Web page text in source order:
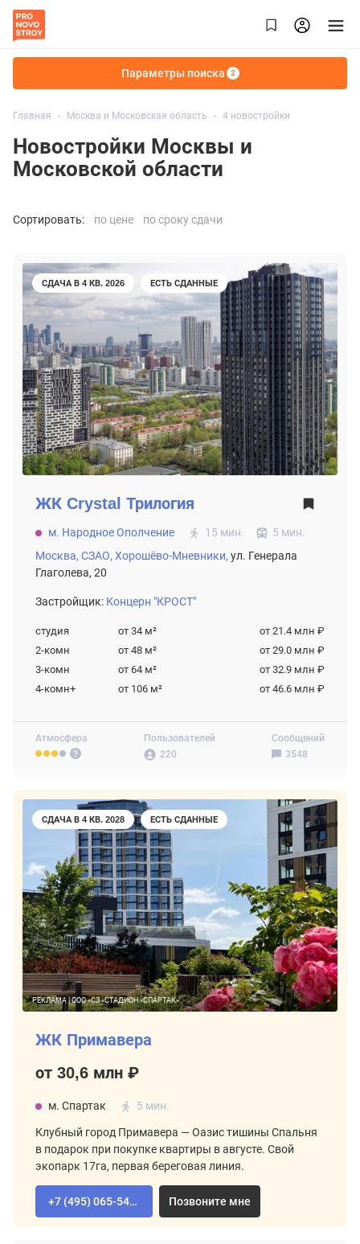
Параметры поиска 2
Главная Москва и Московская область 4 новостройки
Новостройки Москвы и
Московской области
Сортировать: по цене по сроку сдачи
СДАЧА В 4 КВ. 2026 ЕСТЬ СДАННЫЕ
Атмосфера
Пользователей
220
Сообщений
3548
ЖК Crystal Трилогия
м. Народное Ополчение 15 мин.
5 мин.
Москва, СЗАО, Хорошёво-Мневники, ул. Генерала
Глаголева, 20
Застройщик: Концерн "КРОСТ"
студия от 34 м²
от 21.4 млн ₽
2-комн
от 48 м²
от 29.0 млн ₽
3-комн
от 64 м²
от 32.9 млн ₽
4-комн+
от 106 м² от 46.6 млн ₽
СДАЧА В 4 КВ. 2028 ЕСТЬ СДАННЫЕ
РЕКЛАМА | ООО «СЗ «СТАДИОН «СПАРТАК»
ЖК Примавера
от 30,6 млн ₽
м. Спартак 5 мин.
Клубный город Примавера — Оазис тишины Спальня
в подарок при покупке квартиры в августе. Свой
экопарк 17га, первая береговая линия.
+7 (495) 065-54-02 Позвоните мне